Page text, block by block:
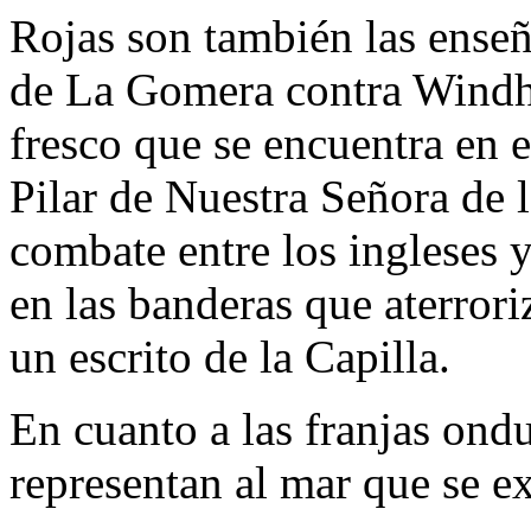
Rojas son también las
de La Gomera contra
fresco que se encuentra
Pilar de Nuestra Señora de
combate entre los ingleses
en las banderas que
un escrito de la Capilla.
En cuanto a las franjas
representan al mar que se